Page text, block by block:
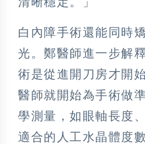
白內障手術還能同時
光。鄭醫師進一步解
術是從進開刀房才開
醫師就開始為手術做
學測量，如眼軸長度
適合的人工水晶體度